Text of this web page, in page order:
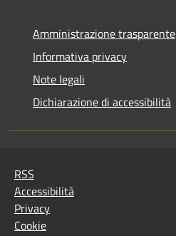
Amministrazione trasparente
Informativa privacy
Note legali
Dichiarazione di accessibilità
RSS
Accessibilità
Privacy
Cookie